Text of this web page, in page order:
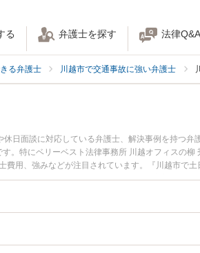
る 弁護士を探す 法律
る弁護士 川越市で交通事故に強い弁護士
日面談に対応している弁護士、解決事例を持つ弁
。特にベリーベスト法律事務所 川越オフィスの柳
用、強みなどが注目されています。『川越市で
を検索したい』『初回相談無料で後遺障害を法律